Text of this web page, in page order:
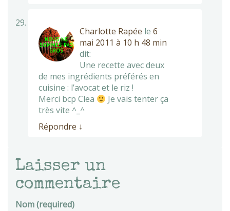
Charlotte Rapée le 6
mai 2011 à 10 h 48 min
dit:
Une recette avec deux
de mes ingrédients préférés en
cuisine : l’avocat et le riz !
Merci bcp Clea
Je vais tenter ça
très vite ^_^
Répondre ↓
Laisser un
commentaire
Nom (required)